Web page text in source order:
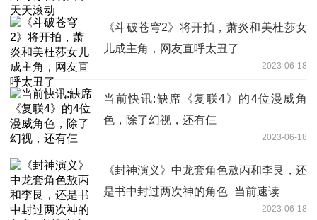
《斗破苍穹2》将开拍，萧炎和美杜莎女
儿成主角，网友直呼太丑了
2023-06-18
当前快讯:缺席《复联4》的4位漫威角
色，除了幻视，还有仨
2023-06-18
《封神演义》中龙套角色敖丙和李艮，还
是书中封过两次神的角色_当前速读
2023-06-18